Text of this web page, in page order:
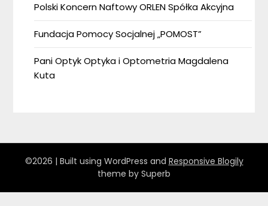
Polski Koncern Naftowy ORLEN Spółka Akcyjna
Fundacja Pomocy Socjalnej „POMOST”
Pani Optyk Optyka i Optometria Magdalena
Kuta
©2026 | Built using WordPress and Responsive Blogily
theme by Superb